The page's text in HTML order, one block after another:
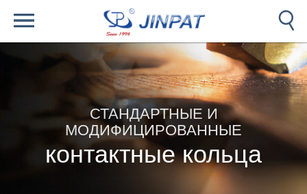
СТАНДАРТНЫЕ И
МОДИФИЦИРОВАННЫЕ
контактные кольца